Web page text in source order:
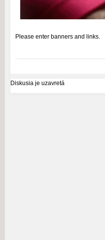
Please enter banners and links.
Diskusia je uzavretá